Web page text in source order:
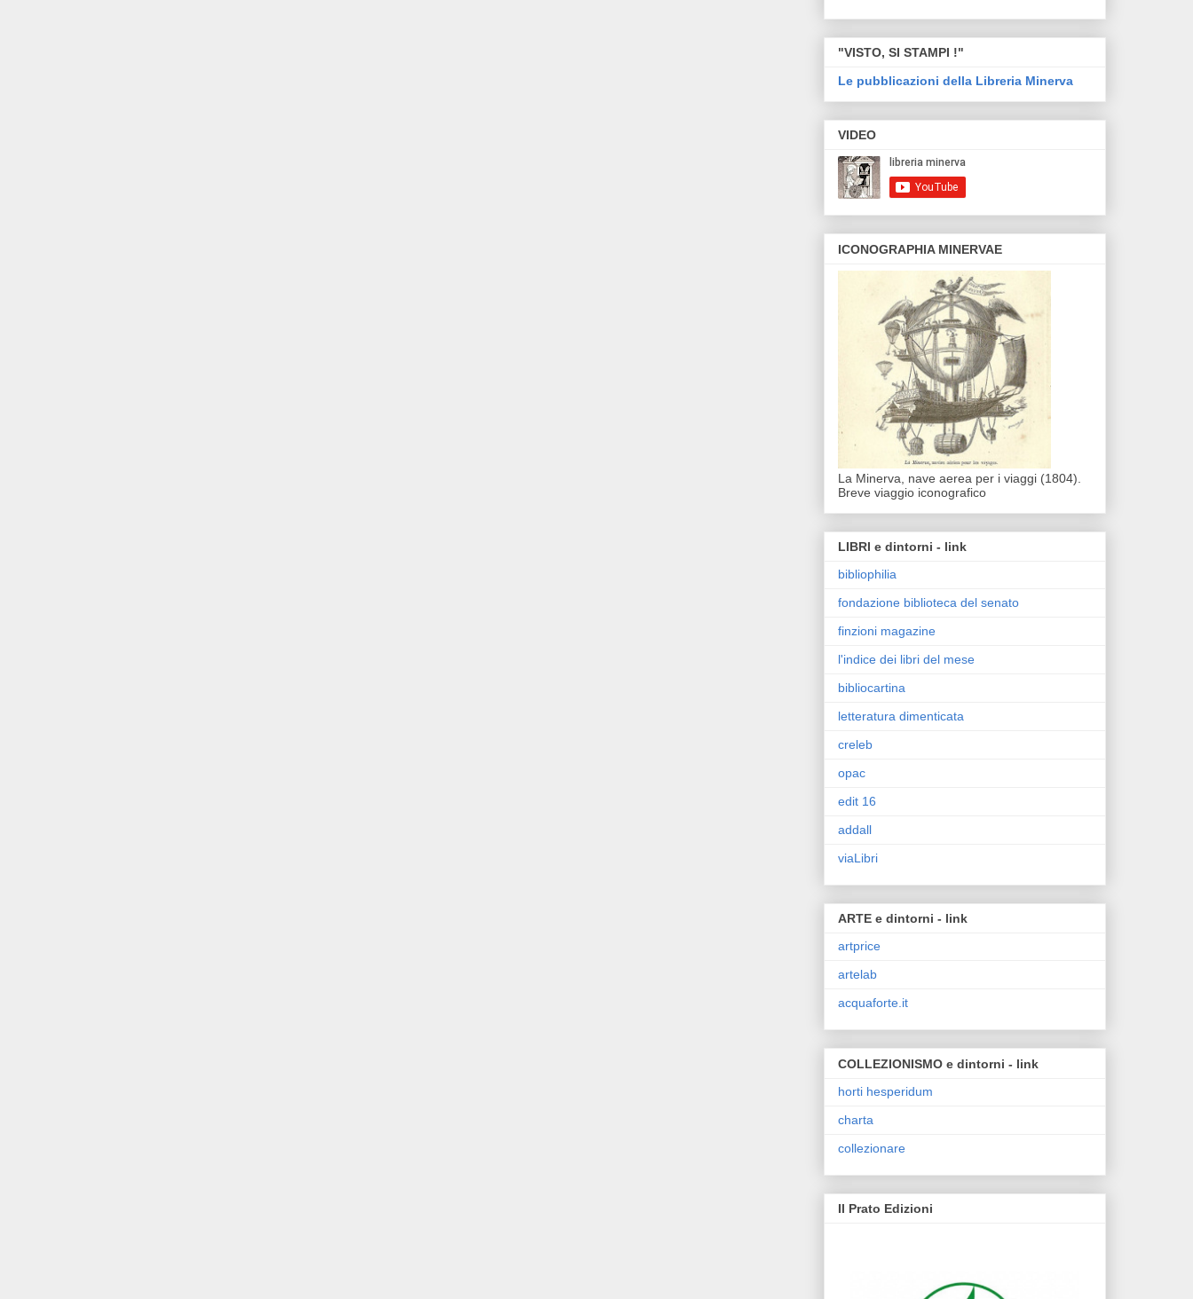
"VISTO, SI STAMPI !"
Le pubblicazioni della Libreria Minerva
VIDEO
ICONOGRAPHIA MINERVAE
La Minerva, nave aerea per i viaggi (1804).
Breve viaggio iconografico
LIBRI e dintorni - link
bibliophilia
fondazione biblioteca del senato
finzioni magazine
l'indice dei libri del mese
bibliocartina
letteratura dimenticata
creleb
opac
edit 16
addall
viaLibri
ARTE e dintorni - link
artprice
artelab
acquaforte.it
COLLEZIONISMO e dintorni - link
horti hesperidum
charta
collezionare
Il Prato Edizioni